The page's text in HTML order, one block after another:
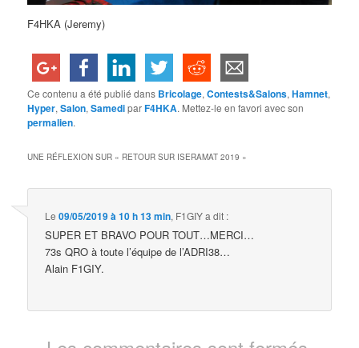
F4HKA (Jeremy)
Ce contenu a été publié dans Bricolage,Contests&Salons,Hamnet,
Hyper,Salon,SamediparF4HKA. Mettez-le en favori avec son
permalien.
UNE RÉFLEXION SUR « RETOUR SUR ISERAMAT 2019 »
Le09/05/2019 à 10 h 13 min, F1GIYa dit :
SUPER ET BRAVO POUR TOUT…MERCI…
73s QRO à toute l’équipe de l’ADRI38…
Alain F1GIY.